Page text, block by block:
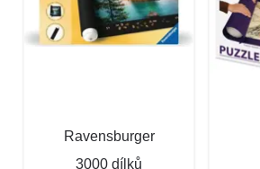
Ravensburger
3000 dílků